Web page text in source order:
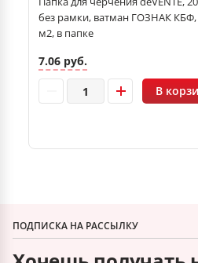
без рамки, ватман ГОЗНАК КБФ,
м2, в папке
7.06 руб.
В
ПОДПИСКА НА РАССЫЛКУ